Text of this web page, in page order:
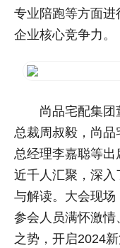
专业陪跑等方面
企业核心竞争力。
尚品宅配集团
总裁周叔毅，尚
总经理李嘉聪等
近千人汇聚，深
与解读。大会现
参会人员满怀激
之势，开启2024新